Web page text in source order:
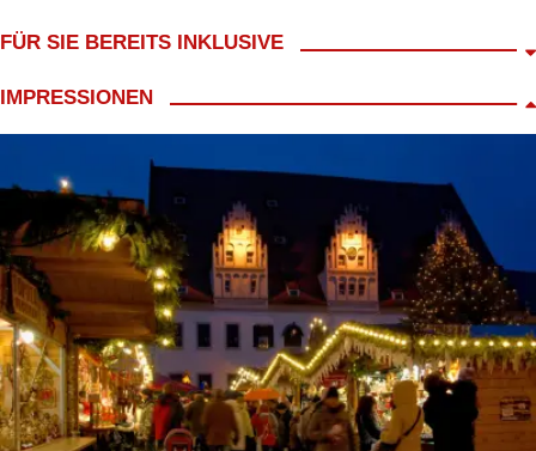
FÜR SIE BEREITS INKLUSIVE
LANG Reiseleiter
Begrüßungskaffee
ca. 2,5h Freizeit in Altkötzschenbroda
ca. 2h Freizeit in Meissen
IMPRESSIONEN